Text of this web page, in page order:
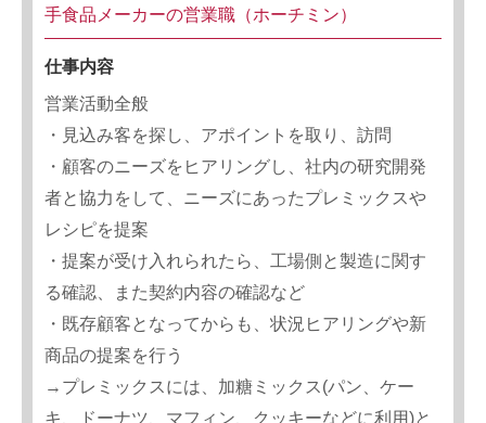
手食品メーカーの営業職（ホーチミン）
仕事内容
営業活動全般
・見込み客を探し、アポイントを取り、訪問
・顧客のニーズをヒアリングし、社内の研究開発
者と協力をして、ニーズにあったプレミックスや
レシピを提案
・提案が受け入れられたら、工場側と製造に関す
る確認、また契約内容の確認など
・既存顧客となってからも、状況ヒアリングや新
商品の提案を行う
→プレミックスには、加糖ミックス(パン、ケー
キ、ドーナツ、マフィン、クッキーなどに利用)と